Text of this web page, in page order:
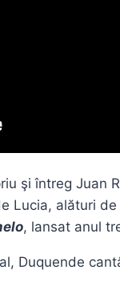
şi întreg Juan
Lucia, alături
, lansat anul
Duquende